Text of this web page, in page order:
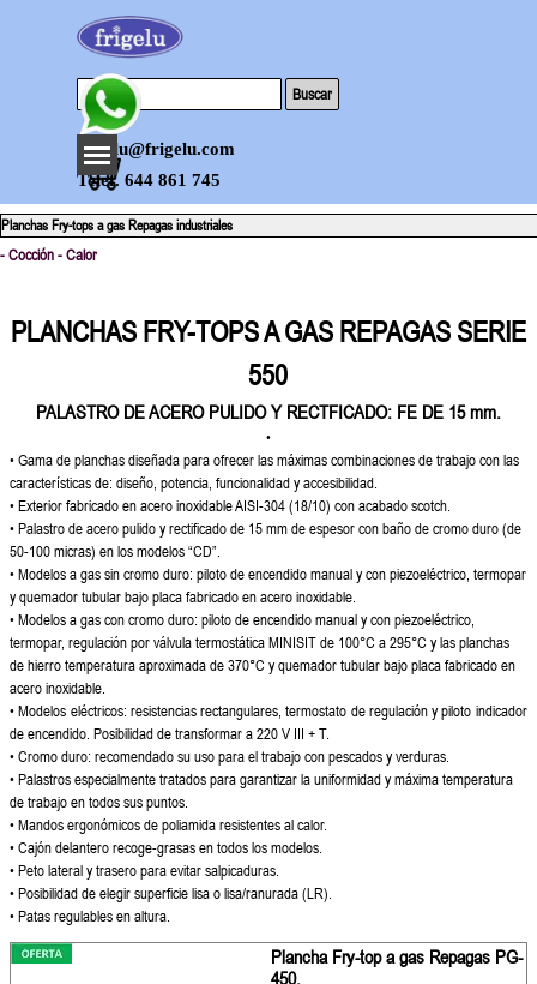
Telef. 644 861 745
frigelu@frigelu.com
Saltar menú
Buscar
Planchas Fry-tops a gas Repagas industriales
- Cocción - Calor
PLANCHAS FRY-TOPS A GAS REPAGAS SERIE
550
PALASTRO DE ACERO PULIDO Y RECTFICADO: FE DE 15 mm.
•
• Gama de planchas diseñada para ofrecer las máximas combinaciones de trabajo con las
características de: diseño, potencia, funcionalidad y accesibilidad.
• Exterior fabricado en acero inoxidable AISI-304 (18/10) con acabado scotch.
• Palastro de acero pulido y rectificado de 15 mm de espesor con baño de cromo duro (de
50-100 micras) en los modelos “CD”.
• Modelos a gas sin cromo duro: piloto de encendido manual y con piezoeléctrico, termopar
y quemador tubular bajo placa fabricado en acero inoxidable.
• Modelos a gas con cromo duro: piloto de encendido manual y con piezoeléctrico,
termopar, regulación por válvula termostática MINISIT de 100°C a 295°C y las planchas
de hierro temperatura aproximada de 370°C y quemador tubular bajo placa fabricado en
acero inoxidable.
•Modelos eléctricos: resistenciasrectangulares, termostato de regulación y piloto indicador
de encendido. Posibilidad de transformar a 220 V III + T.
• Cromo duro: recomendado su uso para el trabajo con pescados y verduras.
• Palastros especialmente tratados para garantizar la uniformidad y máxima temperatura
de trabajo en todos sus puntos.
• Mandos ergonómicos de poliamida resistentes al calor.
• Cajón delantero recoge-grasas en todos los modelos.
• Peto lateral y trasero para evitar salpicaduras.
• Posibilidad de elegir superficie lisa o lisa/ranurada (LR).
• Patas regulables en altura.
Plancha Fry-top a gas Repagas PG-
450.